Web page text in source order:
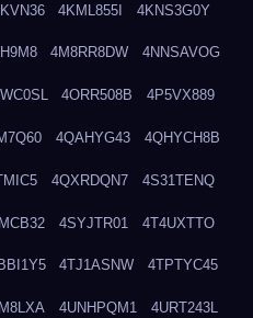
4KML855I 4KNS3G0Y
4M8RR8DW 4NNSAVOG
4ORR508B 4P5VX889
4QAHYG43 4QHYCH8B
4QXRDQN7 4S31TENQ
4SYJTR01 4T4UXTTO
4TJ1ASNW 4TPTYC45
4UNHPQM1 4URT243L